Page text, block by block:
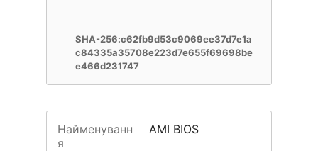
SHA-256:c62fb9d53c9069ee37d7e1a
c84335a35708e223d7e655f69698be
e466d231747
Найменуванн
я
AMI BIOS